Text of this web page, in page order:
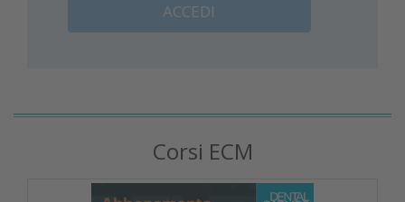
ACCEDI
Corsi ECM